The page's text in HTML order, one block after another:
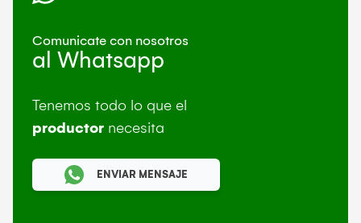
Comunicate con nosotros
al Whatsapp
Tenemos todo lo que el
productor necesita
ENVIAR MENSAJE